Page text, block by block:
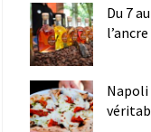
Du 7
Napoli